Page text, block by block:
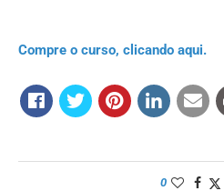
Compre o curso, clicando aqui.
0